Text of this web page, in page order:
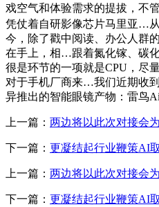
戏空气和体验需求的提拔，不
凭仗着自研影像芯片马里亚…
今，除了戳中阅读、办公人群
在手上，相…跟着氮化镓、碳
很是环节的一项就是CPU，尽
对于手机厂商来…我们近期收
异推出的智能眼镜产物：雷鸟
上一篇： 两边将以此次对接会为
下一篇： 更凝结起行业鞭策AI
上一篇： 两边将以此次对接会为
下一篇： 更凝结起行业鞭策AI